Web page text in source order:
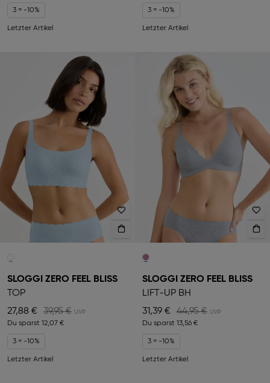
3 = -10%
Letzter Artikel
3 = -10%
Letzter Artikel
SLOGGI ZERO FEEL BLISS
TOP
27,88 €
39,95 €
Du sparst 12,07 €
3 = -10%
Letzter Artikel
SLOGGI ZERO FEEL BLISS
LIFT-UP BH
31,39 €
44,95 €
Du sparst 13,56 €
3 = -10%
Letzter Artikel